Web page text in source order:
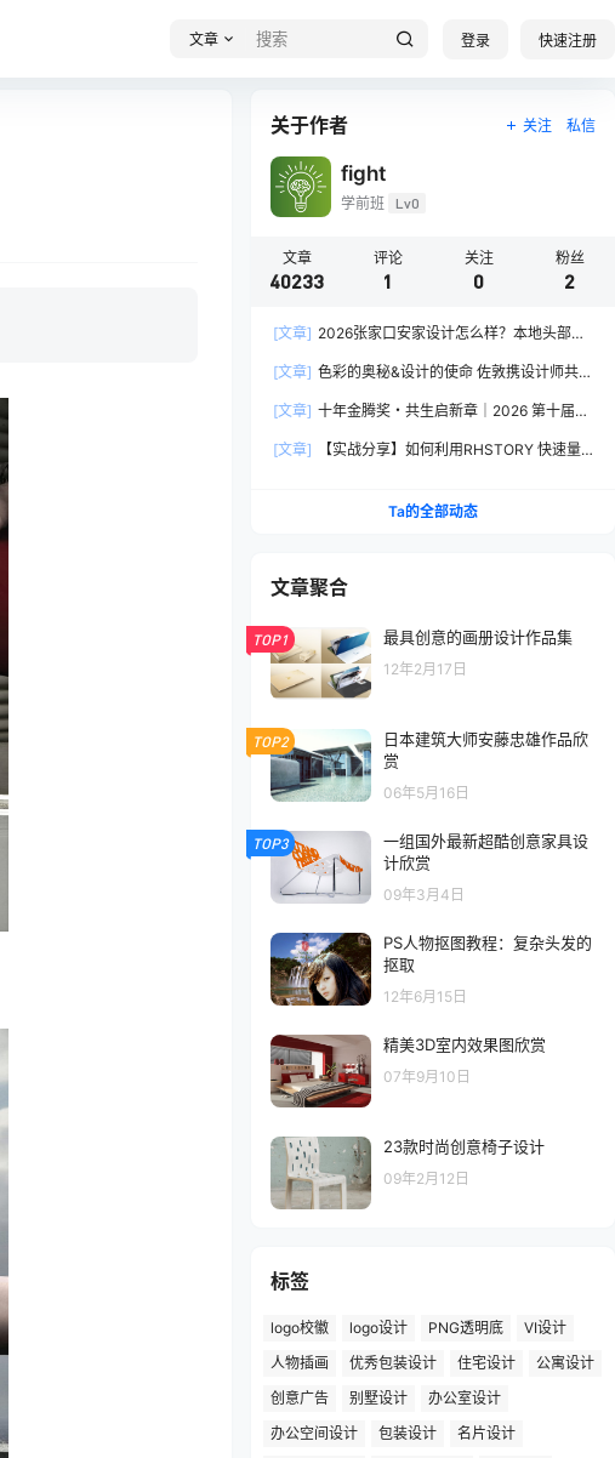
文章 登录 快速注册
关于作者 关注 私信
fight
学前班 Lv0
文章
40233
评论
1
关注
0
粉丝
2
[文章] 2026张家口安家设计怎么样？本地头部全
[文章] 色彩的奥秘&设计的使命 佐敦携设计师共探
[文章] 十年金腾奖・共生启新章｜2026 第十届金
[文章]
【实战分享】如何利用RHSTORY 快速量
Ta的全部动态
文章聚合
TOP1 最具创意的画册设计作品集
12年2月17日
TOP2
日本建筑大师安藤忠雄作品欣
赏
06年5月16日
TOP3
一组国外最新超酷创意家具设
计欣赏
09年3月4日
PS人物抠图教程：复杂头发的
抠取
12年6月15日
精美3D室内效果图欣赏
07年9月10日
23款时尚创意椅子设计
09年2月12日
标签
logo校徽 logo设计 PNG透明底
VI设计
人物插画
优秀包装设计 住宅设计
公寓设计
创意广告
别墅设计
办公室设计
办公空间设计
包装设计
名片设计